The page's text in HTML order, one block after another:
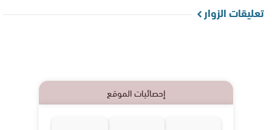
تعليقات الزوار
إحصائيات الموقع